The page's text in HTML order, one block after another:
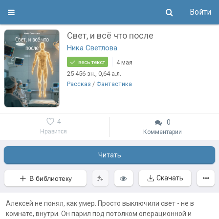
Войти
Свет, и всё что после
Ника Светлова
весь текст
4 мая
25 456 зн., 0,64 а.л.
Рассказ /Фантастика
Нравится
4 0
Комментарии
Читать
В библиотеку Скачать
Алексей не понял, как умер. Просто выключили свет - не в
комнате, внутри. Он парил под потолком операционной и